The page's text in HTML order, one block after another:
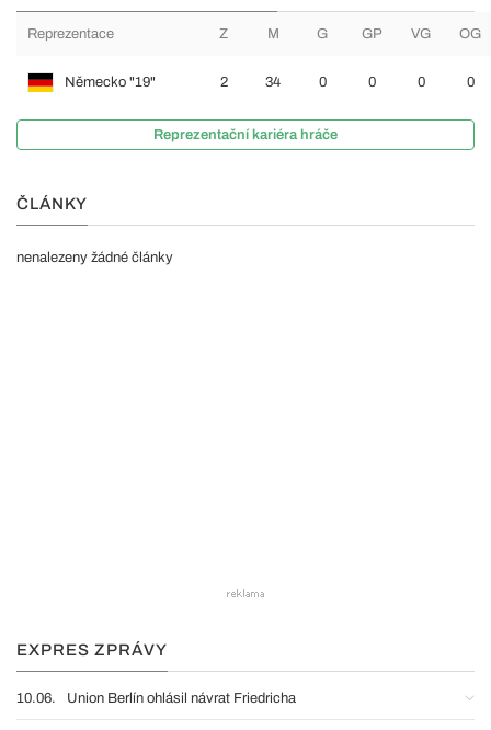
Reprezentace Z M G GP VG OG
Německo "19" 2 34 0 0 0 0
Reprezentační kariéra hráče
ČLÁNKY
nenalezeny žádné články
EXPRES ZPRÁVY
10.06. Union Berlín ohlásil návrat Friedricha